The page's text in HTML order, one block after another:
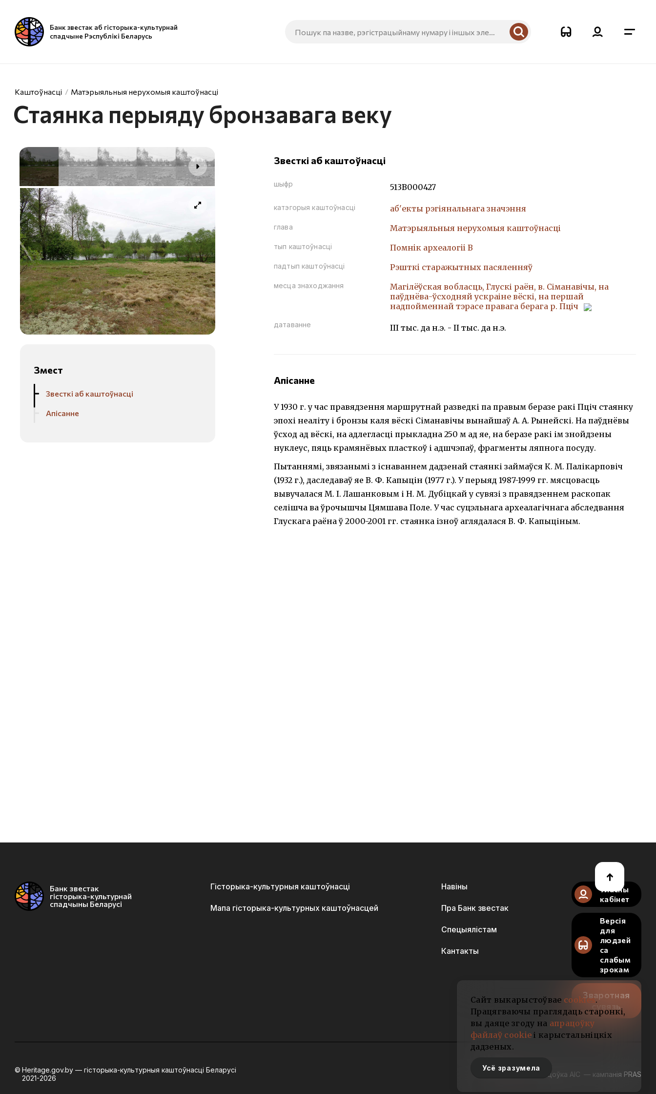
Банк звестак аб гісторыка-культурнай
спадчыне Рэспублікі Беларусь
Каштоўнасці Матэрыяльныя нерухомыя каштоўнасці
Стаянка перыяду бронзавага веку
Змест
Звесткі аб каштоўнасці
Апісанне
Звесткі аб каштоўнасці
шыфр 513В000427
катэгорыя каштоўнасці аб'екты рэгіянальнага значэння
глава Матэрыяльныя нерухомыя каштоўнасці
тып каштоўнасці Помнiк археалогii В
падтып каштоўнасці Рэшткi старажытных пасяленняў
месца знаходжання
Магілёўская вобласць, Глускі раён, в. Сіманавічы, на
паўднёва-ўсходняй ускраіне вёскі, на першай
надпойменнай тэрасе правага берага р. Пціч
датаванне ІІІ тыс. да н.э. - ІІ тыс. да н.э.
Апісанне
У 1930 г. у час правядзення маршрутнай разведкі па правым беразе ракі Пціч стаянку
эпохі неаліту і бронзы каля вёскі Сіманавічы вынайшаў А. А. Рынейскі. На паўднёвы
ўсход ад вёскі, на адлегласці прыкладна 250 м ад яе, на беразе ракі ім знойдзены
нуклеус, пяць крамянёвых пласткоў і адшчэпаў, фрагменты ляпнога посуду.
Пытаннямі, звязанымі з існаваннем дадзенай стаянкі займаўся К. М. Палікарповіч
(1932 г.), даследаваў яе В. Ф. Капыцін (1977 г.). У перыяд 1987-1999 гг. мясцовасць
вывучалася М. І. Лашанковым і Н. М. Дубіцкай у сувязі з правядзеннем раскопак
селішча ва ўрочышчы Цямшава Поле. У час суцэльнага археалагічнага абследвання
Глускага раёна ў 2000-2001 гг. стаянка ізноў аглядалася В. Ф. Капыціным.
Банк звестак
гісторыка-культурнай
спадчыны Беларусі
Гісторыка-культурныя каштоўнасці
Мапа гісторыка-культурных каштоўнасцей
Навіны
Пра Банк звестак
Спецыялістам
Кантакты
Уласны
кабінет
Версія
для
людзей
са
слабым
зрокам
Зваротная
сувязь
Heritage.gov.by — гісторыка-культурныя каштоўнасці Беларусі
2021-2026
Распрацоўка АІС — кампанія PRAS
Сайт выкарыстоўвае cookies.
Працягваючы праглядаць старонкі,
вы даяце згоду на апрацоўку
файлаў cookie і карыстальніцкіх
дадзеных.
Усё зразумела